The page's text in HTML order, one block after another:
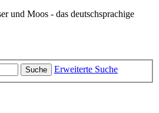
und Moos - das deutschsprachige
Suche Erweiterte Suche